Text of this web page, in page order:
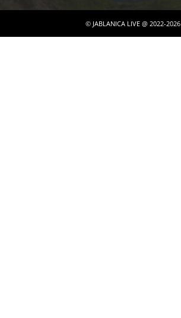
© JABLANICA LIVE @ 2022-2026